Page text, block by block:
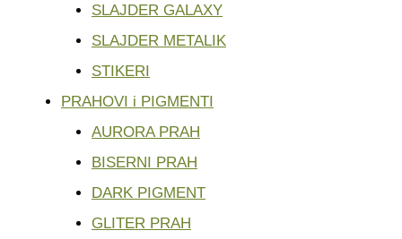
SLAJDER GALAXY
SLAJDER METALIK
STIKERI
PRAHOVI i PIGMENTI
AURORA PRAH
BISERNI PRAH
DARK PIGMENT
GLITER PRAH